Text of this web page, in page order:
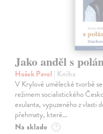
Jako anděl s
Hošek Pavel | Kniha
V Krylově umělecké tvorbě
režimem socialistického
exulanta, vypuzeného z vlasti
přehmaty, které…
Na sklade ?